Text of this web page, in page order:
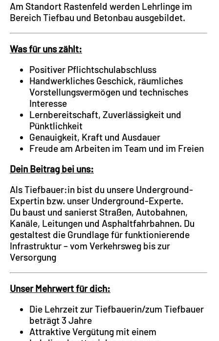
Am Standort Rastenfeld werden Lehrlinge im
Bereich Tiefbau und Betonbau ausgebildet.
Was für uns zählt:
Positiver Pflichtschulabschluss
Handwerkliches Geschick, räumliches
Vorstellungsvermögen und technisches
Interesse
Lernbereitschaft, Zuverlässigkeit und
Pünktlichkeit
Genauigkeit, Kraft und Ausdauer
Freude am Arbeiten im Team und im Freien
Dein Beitrag bei uns:
Als Tiefbauer:in bist du unsere Underground-
Expertin bzw. unser Underground-Experte.
Du baust und sanierst Straßen, Autobahnen,
Kanäle, Leitungen und Asphaltfahrbahnen. Du
gestaltest die Grundlage für funktionierende
Infrastruktur – vom Verkehrsweg bis zur
Versorgung
Unser Mehrwert für dich:
Die Lehrzeit zur Tiefbauerin/zum Tiefbauer
beträgt 3 Jahre
Attraktive Vergütung mit einem